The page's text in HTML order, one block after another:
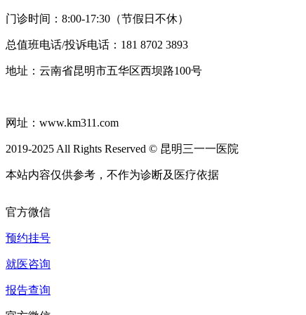
门诊时间：8:00-17:30（节假日不休）
总值班电话/投诉电话：181 8702 3893
地址：云南省昆明市五华区西坝路100号
网址：www.km311.com
2019-2025 All Rights Reserved © 昆明三一一医院
本站内容仅供参考，不作为诊断及医疗依据
官方微信
预约挂号
就医咨询
报告查询